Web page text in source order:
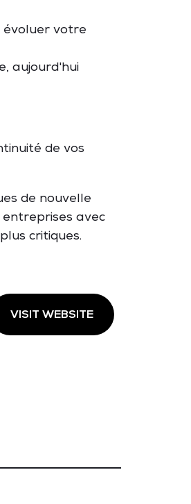
évoluer votre
aujourd'hui
de vos
de nouvelle
avec
critiques.
VISIT WEBSITE